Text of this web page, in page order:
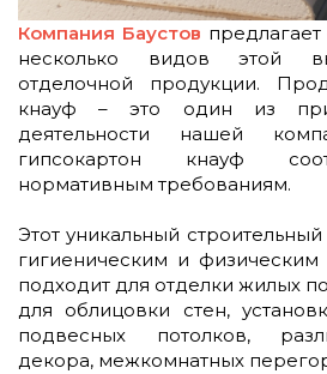
Компания Баустов
несколько видов этой
отделочной продукции.
кнауф – это один из
деятельности нашей
гипсокартон кнауф
нормативным требованиям.
Этот уникальный
гигиеническим и физическим
подходит для отделки жилых
для облицовки стен,
подвесных потолков,
декора, межкомнатных